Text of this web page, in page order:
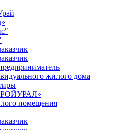
жилого дома
помещения